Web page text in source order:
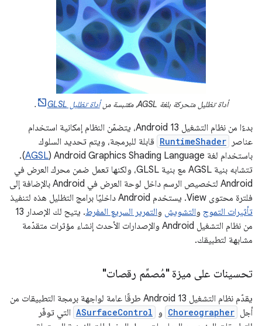
أداة تظليل متحركة بلغة AGSL، مقتبسة من أداة تظليل GLSL .
بدءًا من نظام التشغيل Android 13، يتضمّن النظام إمكانية استخدام
عناصر
RuntimeShader قابلة للبرمجة، ويتم تحديد السلوك
باستخدام لغة Android Graphics Shading Language‏ (
AGSL
).
تتشابه بنية AGSL مع بنية GLSL، ولكنها تعمل ضمن محرك العرض في
Android لتخصيص الرسم داخل لوحة العرض في Android بالإضافة إلى
فلترة محتوى View. يستخدم Android داخليًا برامج التظليل هذه لتنفيذ
تأثيرات التموج والتشويش والتمرير السريع المفرط
. يتيح لك الإصدار 13
من نظام التشغيل Android والإصدارات الأحدث إنشاء مؤثرات متقدّمة
مشابهة لتطبيقك.
تحسينات على ميزة "مُصمِّم رقصات"
يقدّم نظام التشغيل Android 13 طرقًا عامة لواجهة برمجة التطبيقات من
أجل Choreographer و ASurfaceControl التي توفّر